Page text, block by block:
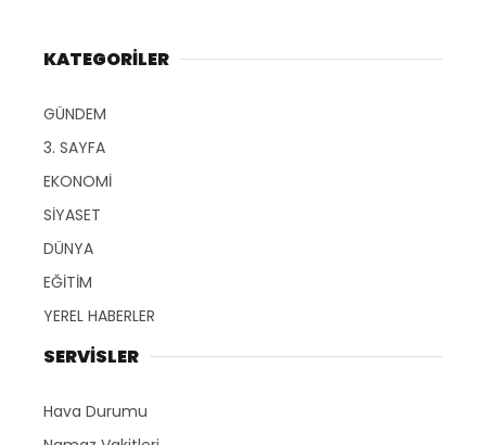
KATEGORİLER
GÜNDEM
3. SAYFA
EKONOMİ
SİYASET
DÜNYA
EĞİTİM
YEREL HABERLER
SERVİSLER
Hava Durumu